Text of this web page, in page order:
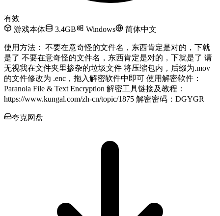
有效
游戏本体
3.4GB Windows 简体中文
使用方法： 不要在意奇怪的文件名，东西肯定是对的，下就
是了 不要在意奇怪的文件名，东西肯定是对的，下就是了 请
无视我在文件夹里掺杂的垃圾文件 将压缩包内，后缀为.mov
的文件修改为 .enc，拖入解密软件中即可 使用解密软件：
Paranoia File & Text Encryption 解密工具链接及教程：
https://www.kungal.com/zh-cn/topic/1875 解密密码：DGYGR
夸克网盘